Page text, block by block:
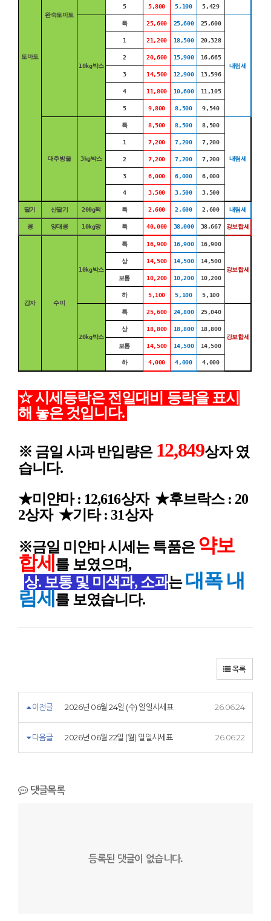
토마토
완숙토마토
5 5,800 5,100 5,429
10kg박스
특 25,600 25,600 25,600
내림세
1 21,200 18,500 20,328
2 20,600 15,900 16,665
3 14,500 12,900 13,596
4 11,800 10,600 11,105
5 9,800 8,500 9,540
대추방울 3kg박스
특 8,500 8,500 8,500
내림세
1 7,200 7,200 7,200
2 7,200 7,200 7,200
3 6,000 6,000 6,000
4 3,500 3,500 3,500
딸기 산딸기 200g팩 특 2,600 2,600 2,600 내림세
콩 양대콩 10kg망 특 40,000 38,000 38,667 강보합세
감자 수미
10kg박스
특 16,900 16,900 16,900
강보합세
상 14,500 14,500 14,500
보통 10,200 10,200 10,200
하 5,100 5,100 5,100
20kg박스
특 25,600 24,800 25,040
강보합세
상 18,800 18,800 18,800
보통 14,500 14,500 14,500
하 4,000 4,000 4,000
☆ 시세등락은 전일대비 등락을 표시
해 놓은 것입니다.
※ 금일 사과 반입량은 12,849상자 였
습니다.
★미얀마 : 12,616상자 ★후브락스 : 20
2상자 ★기타 : 31상자
※금일 미얀마시세는 특품은 약보
합세를 보였으며,
상. 보통 및 미색과, 소과는대폭 내
림세를 보였습니다.
목록
이전글 2026년 06월 24일 (수) 일일시세표 26.06.24
다음글 2026년 06월 22일 (월) 일일시세표 26.06.22
댓글목록
등록된 댓글이 없습니다.